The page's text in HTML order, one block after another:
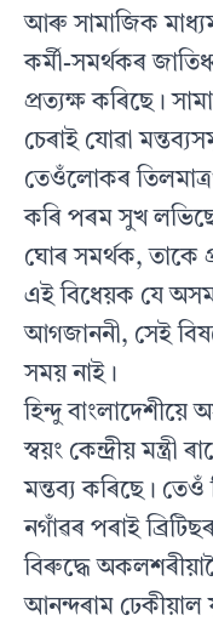
আৰু সামাজিক
কৰ্মী-সমৰ্থকৰ
প্ৰত‍্যক্ষ কৰিছে।
চেৰাই যোৱা
তেওঁলোকৰ
কৰি পৰম সুখ
ঘোৰ সমৰ্থক, তাকে
এই বিধেয়ক যে
আগজাননী, সেই
সময় নাই।
হিন্দু
স্বয়ং কেন্দ্ৰীয় মন্ত্ৰী
মন্তব‍্য কৰিছে। তেওঁ
নগাঁৱৰ পৰাই
বিৰুদ্ধে
আনন্দৰাম